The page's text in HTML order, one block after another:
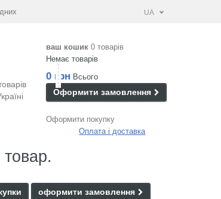
UA
ваш кошик 0 товарів
Немає товарів
0 грн Всього
Оформити замовлення
Оформити покупку
Оплата і доставка
оформити замовлення